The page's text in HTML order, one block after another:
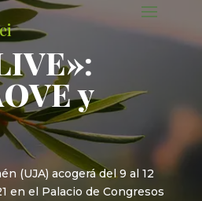
y
(UJA) acogerá del 9 al 12
en el Palacio de Congresos